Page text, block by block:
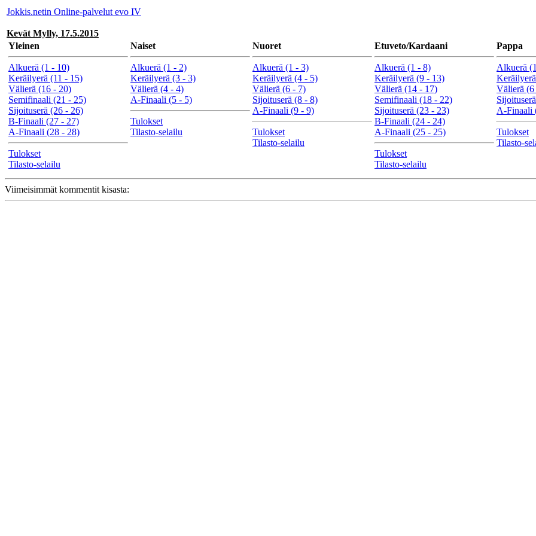
Jokkis.netin Online-palvelut evo IV
Kevät Mylly, 17.5.2015
Yleinen
Alkuerä (1 - 10)
Keräilyerä (11 - 15)
Välierä (16 - 20)
Semifinaali (21 - 25)
Sijoituserä (26 - 26)
B-Finaali (27 - 27)
A-Finaali (28 - 28)
Tulokset
Tilasto-selailu
Naiset
Alkuerä (1 - 2)
Keräilyerä (3 - 3)
Välierä (4 - 4)
A-Finaali (5 - 5)
Tulokset
Tilasto-selailu
Nuoret
Alkuerä (1 - 3)
Keräilyerä (4 - 5)
Välierä (6 - 7)
Sijoituserä (8 - 8)
A-Finaali (9 - 9)
Tulokset
Tilasto-selailu
Etuveto/Kardaani
Alkuerä (1 - 8)
Keräilyerä (9 - 13)
Välierä (14 - 17)
Semifinaali (18 - 22)
Sijoituserä (23 - 23)
B-Finaali (24 - 24)
A-Finaali (25 - 25)
Tulokset
Tilasto-selailu
Pappa
Alkuerä
Välierä (6
A-Finaali
Tulokset
Tilasto-
Viimeisimmät kommentit kisasta: